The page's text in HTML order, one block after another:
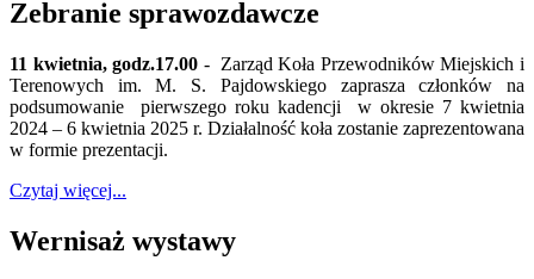
Zebranie sprawozdawcze
11 kwietnia, godz.17.00 - Zarząd Koła Przewodników Miejskich i
Terenowych im. M. S. Pajdowskiego zaprasza członków na
podsumowanie pierwszego roku kadencji w okresie 7 kwietnia
2024 – 6 kwietnia 2025 r. Działalność koła zostanie zaprezentowana
w formie prezentacji.
Czytaj więcej...
Wernisaż wystawy